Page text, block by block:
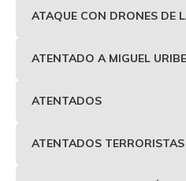
ATAQUE CON DRONES DE
ATENTADO A MIGUEL
ATENTADOS
ATENTADOS TERRORISTAS